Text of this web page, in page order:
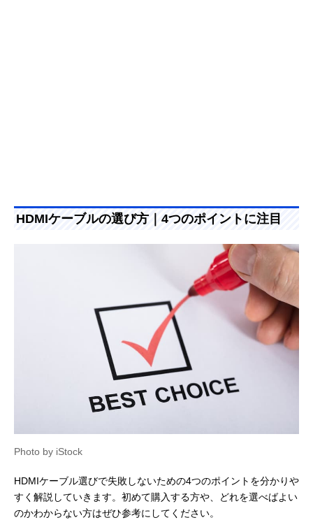
HDMIケーブルの選び方｜4つのポイントに注目
Photo by iStock
HDMIケーブル選びで失敗しないための4つのポイントを分かりや
すく解説していきます。初めて購入する方や、どれを選べばよい
のかわからない方はぜひ参考にしてください。